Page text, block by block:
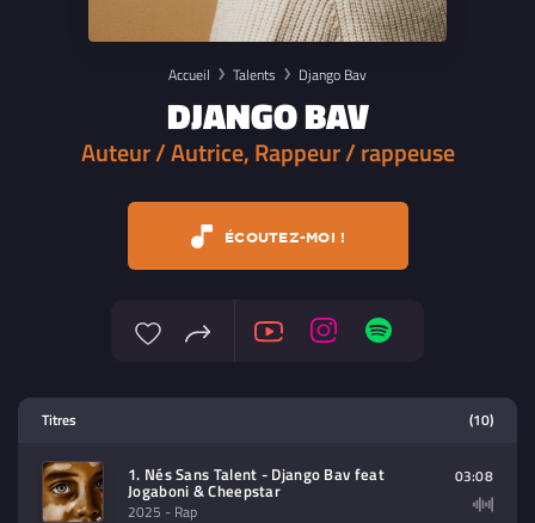
Accueil Talents Django Bav
DJANGO BAV
Auteur / Autrice, Rappeur / rappeuse
ÉCOUTEZ-MOI !
contenu à lire (audio/video)
Titres (10)
1. Nés Sans Talent - Django Bav feat
Jogaboni & Cheepstar
2025 - Rap
03:08